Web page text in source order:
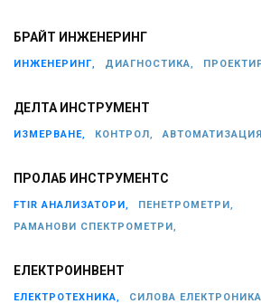
БРАЙТ ИНЖЕНЕРИНГ
ИНЖЕНЕРИНГ, ДИАГНОСТИКА,
ДЕЛТА ИНСТРУМЕНТ
ИЗМЕРВАНЕ, КОНТРОЛ,
ПРОЛАБ ИНСТРУМЕНТС
FTIR АНАЛИЗАТОРИ,
ПЕНЕТРОМЕТРИ,
РАМАНОВИ СПЕКТРОМЕТРИ,
ЕЛЕКТРОИНВЕНТ
ЕЛЕКТРОТЕХНИКА, СИЛОВА